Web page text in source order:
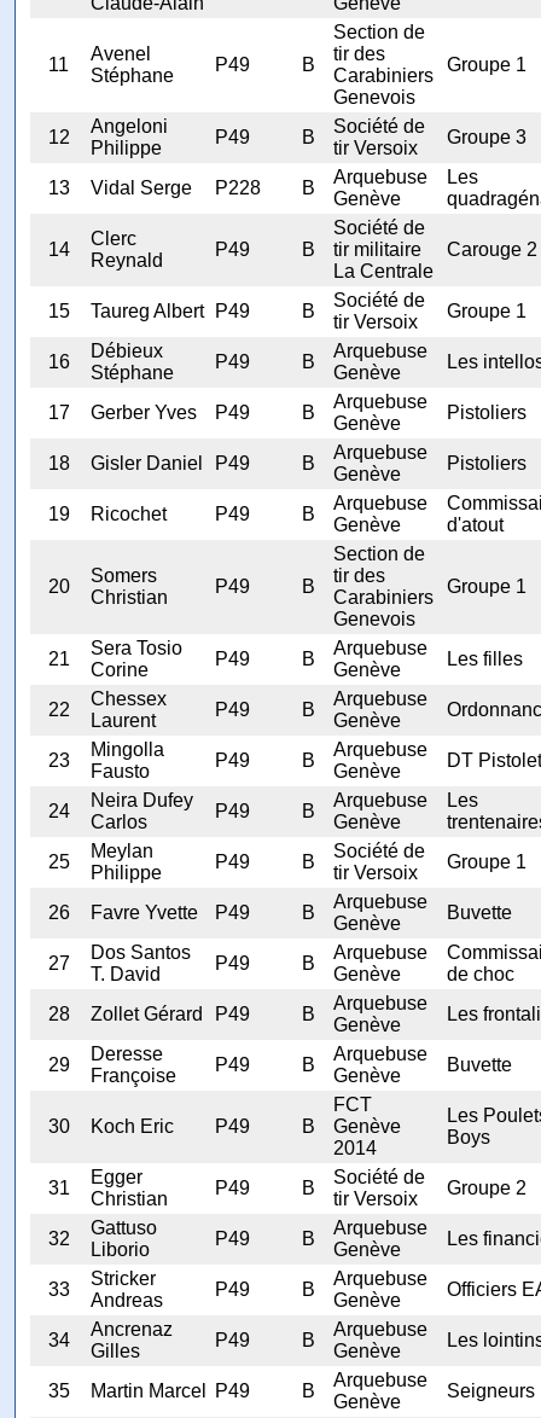
11
Avenel
Stéphane
P49 B
Section de
tir des
Carabiniers
Genevois
Groupe 1
12
Angeloni
Philippe
P49 B
Société de
tir Versoix
Groupe 3
13 Vidal Serge P228 B
Arquebuse
Genève
Les
14
Clerc
Reynald
P49 B
Société de
tir militaire
La Centrale
Carouge 2
15 Taureg Albert P49 B
Société de
tir Versoix
Groupe 1
16
Débieux
Stéphane
P49 B
Arquebuse
Genève
Les
17 Gerber Yves P49 B
Arquebuse
Genève
Pistoliers
18 Gisler Daniel P49 B
Arquebuse
Genève
Pistoliers
19 Ricochet P49 B
Arquebuse
Genève
d'atout
20
Somers
Christian
P49 B
Section de
tir des
Carabiniers
Genevois
Groupe 1
21
Sera Tosio
Corine
P49 B
Arquebuse
Genève
Les filles
22
Chessex
Laurent
P49 B
Arquebuse
Genève
23
Mingolla
Fausto
P49 B
Arquebuse
Genève
DT Pistolet
24
Neira Dufey
Carlos
P49 B
Arquebuse
Genève
Les
25
Meylan
Philippe
P49 B
Société de
tir Versoix
Groupe 1
26 Favre Yvette P49 B
Arquebuse
Genève
Buvette
27
Dos Santos
T. David
P49 B
Arquebuse
Genève
de choc
28
Zollet Gérard P49 B
Arquebuse
Genève
Les
29
Deresse
Françoise
P49 B
Arquebuse
Genève
Buvette
30 Koch Eric P49 B
FCT
Genève
2014
Les
Boys
31
Egger
Christian
P49 B
Société de
tir Versoix
Groupe 2
32
Gattuso
Liborio
P49 B
Arquebuse
Genève
Les
33
Stricker
Andreas
P49 B
Arquebuse
Genève
Officiers
34
Ancrenaz
Gilles
P49 B
Arquebuse
Genève
Les
35 Martin Marcel P49 B
Arquebuse
Genève
Seigneurs